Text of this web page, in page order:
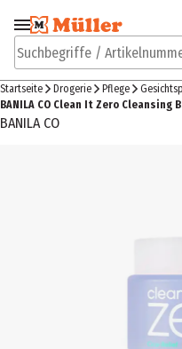
Zur Navigation
springen
Suchbegriffe /
Startseite Drogerie Pflege
BANILA CO Clean It Zero Cleansing
BANILA CO